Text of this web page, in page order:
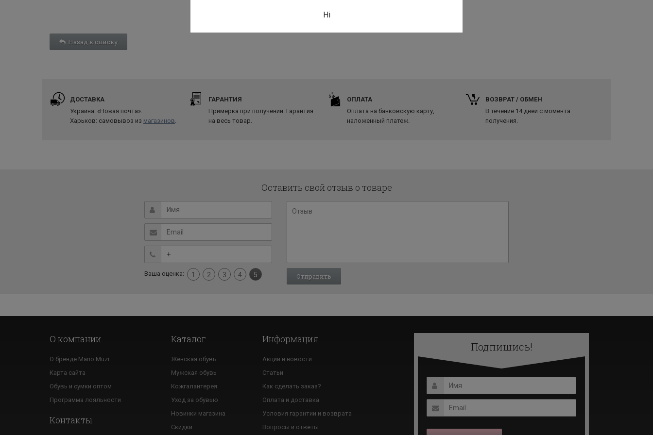
Назад к списку
ДОСТАВКА
Украина: «Новая почта».
Харьков: самовывоз из магазинов.
ГАРАНТИЯ
Примерка при получении. Гарантия
на весь товар.
ОПЛАТА
Оплата на банковскую карту,
наложенный платеж.
ВОЗВРАТ / ОБМЕН
В течение 14 дней с момента
получения.
Оставить свой отзыв о товаре
Ваша оценка: 1 2 3 4 5
О компании
О бренде Mario Muzi
Карта сайта
Обувь и сумки оптом
Программа лояльности
Контакты
Каталог
Женская обувь
Мужская обувь
Кожгалантерея
Уход за обувью
Новинки магазина
Скидки
Информация
Акции и новости
Статьи
Как сделать заказ?
Оплата и доставка
Условия гарантии и возврата
Вопросы и ответы
Подпишись!
Ні